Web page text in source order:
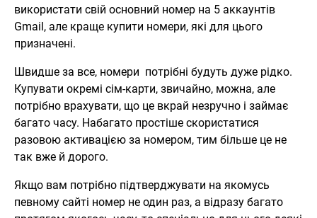
використати свій основний номер на 5 аккаунтів
Gmail, але краще купити номери, які для цього
призначені.
Швидше за все, номери потрібні будуть дуже рідко.
Купувати окремі сім-карти, звичайно, можна, але
потрібно врахувати, що це вкрай незручно і займає
багато часу. Набагато простіше скористатися
разовою активацією за номером, тим більше це не
так вже й дорого.
Якщо вам потрібно підтверджувати на якомусь
певному сайті номер не один раз, а відразу багато